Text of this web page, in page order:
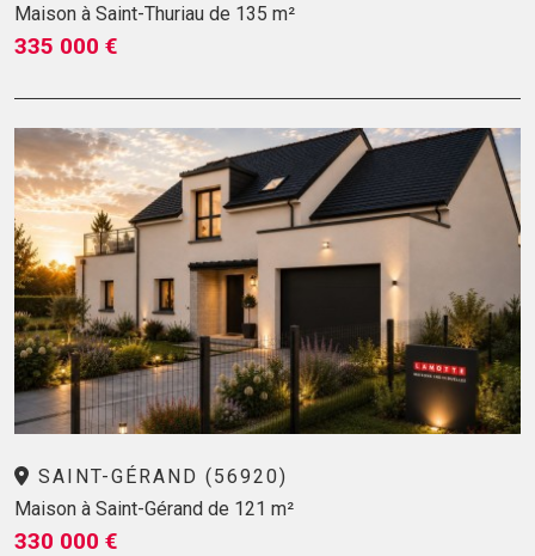
Maison à Saint-Thuriau de 135 m²
335 000 €
SAINT-GÉRAND (56920)
Maison à Saint-Gérand de 121 m²
330 000 €